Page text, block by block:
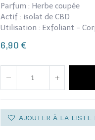
Parfum : Herbe coupée
Actif : isolat de CBD
Utilisation : Exfoliant -
6,90 €
AJOUTER À LA LISTE